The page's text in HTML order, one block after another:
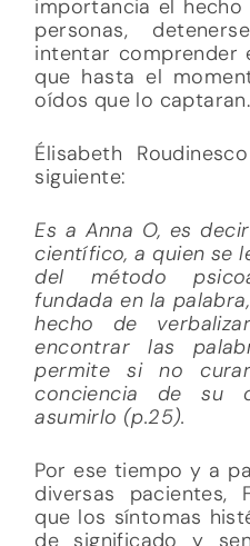
importancia el
personas,
intentar comprender
que hasta el
oídos que lo captaran.
Élisabeth
siguiente:
Es a Anna O, es
científico, a quien se
del método
fundada en la
hecho de
encontrar las
permite si no
conciencia de su
asumirlo (p.25).
Por ese tiempo y a
diversas pacientes,
que los síntomas
de significado y